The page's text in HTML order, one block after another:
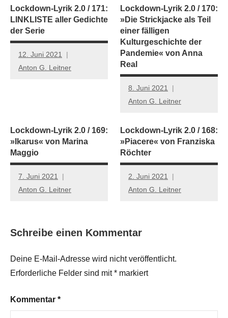
Lockdown-Lyrik 2.0 / 171:
LINKLISTE aller Gedichte
der Serie
12. Juni 2021
Anton G. Leitner
Lockdown-Lyrik 2.0 / 170:
»Die Strickjacke als Teil
einer fälligen
Kulturgeschichte der
Pandemie« von Anna
Real
8. Juni 2021
Anton G. Leitner
Lockdown-Lyrik 2.0 / 169:
»Ikarus« von Marina
Maggio
7. Juni 2021
Anton G. Leitner
Lockdown-Lyrik 2.0 / 168:
»Piacere« von Franziska
Röchter
2. Juni 2021
Anton G. Leitner
Schreibe einen Kommentar
Deine E-Mail-Adresse wird nicht veröffentlicht.
Erforderliche Felder sind mit* markiert
Kommentar *